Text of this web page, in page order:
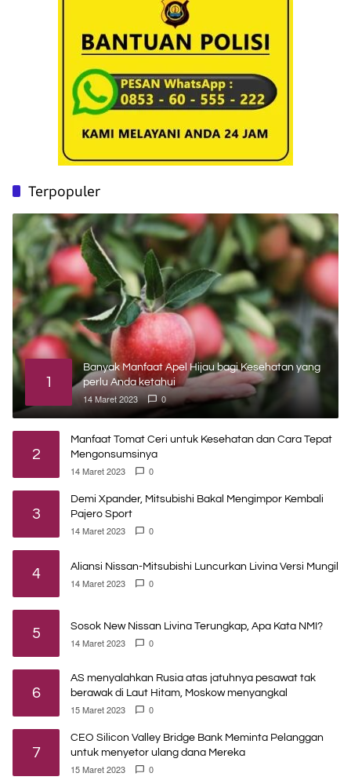
Terpopuler
1
Banyak Manfaat Apel Hijau bagi Kesehatan yang
perlu Anda ketahui
14 Maret 2023 0
2
Manfaat Tomat Ceri untuk Kesehatan dan Cara Tepat
Mengonsumsinya
14 Maret 2023 0
3
Demi Xpander, Mitsubishi Bakal Mengimpor Kembali
Pajero Sport
14 Maret 2023 0
4 Aliansi Nissan-Mitsubishi Luncurkan Livina Versi Mungil
14 Maret 2023 0
5 Sosok New Nissan Livina Terungkap, Apa Kata NMI?
14 Maret 2023 0
6
AS menyalahkan Rusia atas jatuhnya pesawat tak
berawak di Laut Hitam, Moskow menyangkal
15 Maret 2023 0
7
CEO Silicon Valley Bridge Bank Meminta Pelanggan
untuk menyetor ulang dana Mereka
15 Maret 2023 0